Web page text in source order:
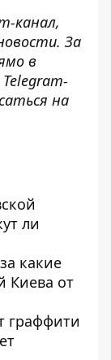
канал,
За
в
на
ли
какие
Киева от
граффити